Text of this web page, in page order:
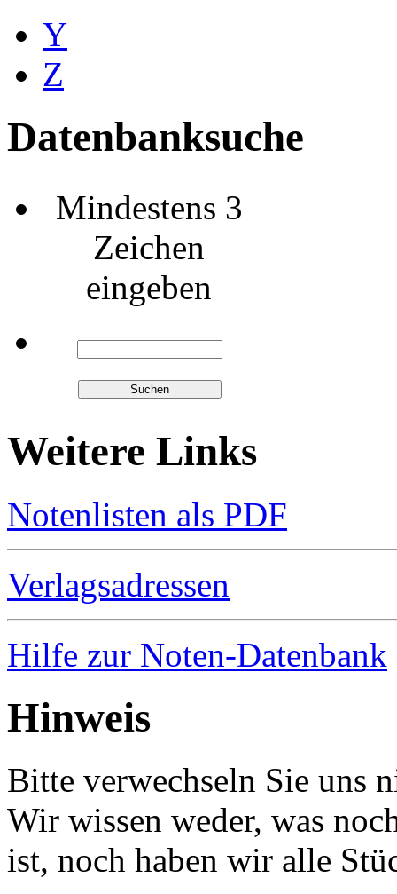
Y
Z
Datenbanksuche
Mindestens 3
Zeichen
eingeben
Weitere Links
Notenlisten als PDF
Verlagsadressen
Hilfe zur Noten-Datenbank
Hinweis
Bitte verwechseln Sie uns
Wir wissen weder, was
ist, noch haben wir alle